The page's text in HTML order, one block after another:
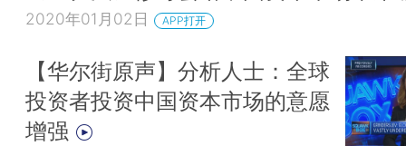
2020年01月02日 APP打开
【华尔街原声】分析人士：全球
投资者投资中国资本市场的意愿
增强